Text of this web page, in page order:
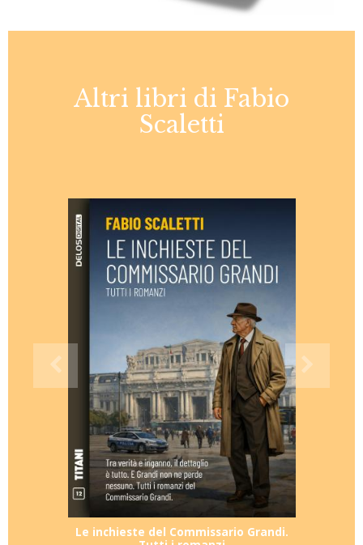
Altri libri di Fabio
Scaletti
Le inchieste del Commissario Grandi.